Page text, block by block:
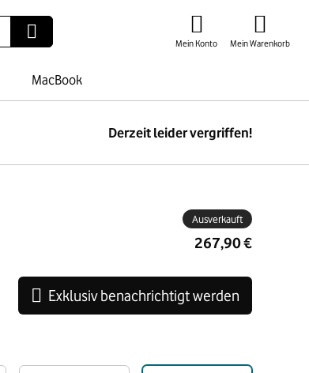
Mein Konto Mein Warenkorb
MacBook
Derzeit leider vergriffen!
Ausverkauft
267,90 €
Exklusiv benachrichtigt werden